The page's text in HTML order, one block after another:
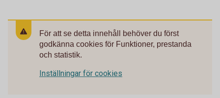
För att se detta innehåll behöver du först
godkänna cookies för Funktioner, prestanda
och statistik.
Inställningar för cookies